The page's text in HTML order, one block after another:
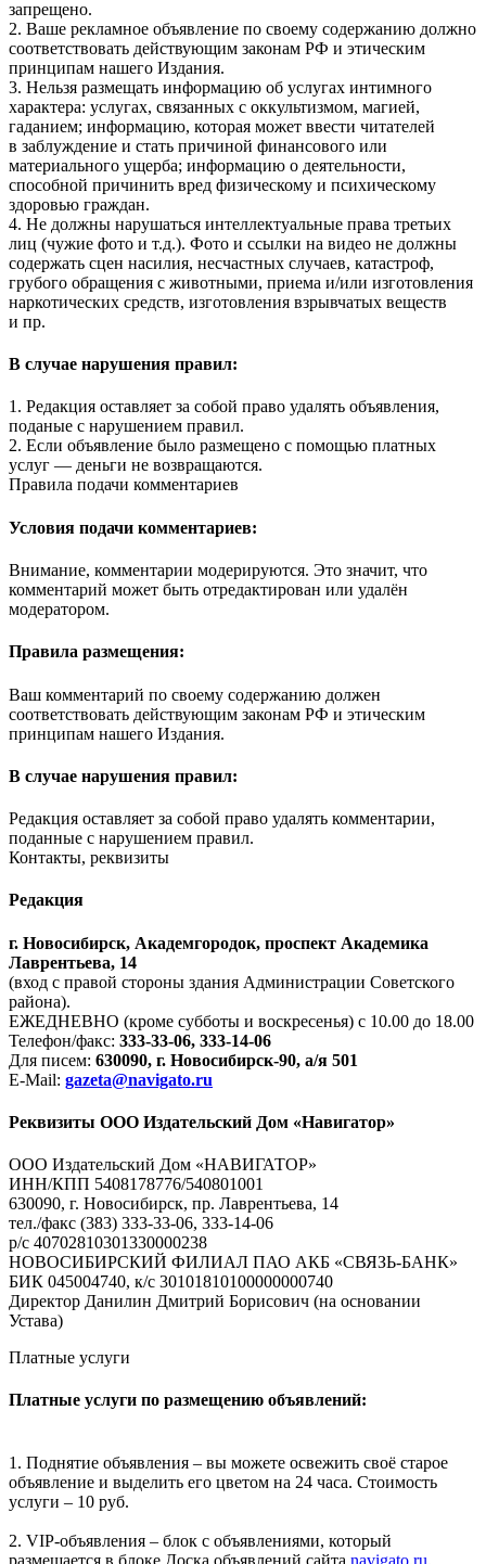
запрещено.
2. Ваше рекламное объявление по своему содержанию должно
соответствовать действующим законам РФ и этическим
принципам нашего Издания.
3. Нельзя размещать информацию об услугах интимного
характера: услугах, связанных с оккультизмом, магией,
гаданием; информацию, которая может ввести читателей
в заблуждение и стать причиной финансового или
материального ущерба; информацию о деятельности,
способной причинить вред физическому и психическому
здоровью граждан.
4. Не должны нарушаться интеллектуальные права третьих
лиц (чужие фото и т.д.). Фото и ссылки на видео не должны
содержать сцен насилия, несчастных случаев, катастроф,
грубого обращения с животными, приема и/или изготовления
наркотических средств, изготовления взрывчатых веществ
и пр.
В случае нарушения правил:
1. Редакция оставляет за собой право удалять объявления,
поданые с нарушением правил.
2. Если объявление было размещено с помощью платных
услуг — деньги не возвращаются.
Правила подачи комментариев
Условия подачи комментариев:
Внимание, комментарии модерируются. Это значит, что
комментарий может быть отредактирован или удалён
модератором.
Правила размещения:
Ваш комментарий по своему содержанию должен
соответствовать действующим законам РФ и этическим
принципам нашего Издания.
В случае нарушения правил:
Редакция оставляет за собой право удалять комментарии,
поданные с нарушением правил.
Контакты, реквизиты
Редакция
г. Новосибирск, Академгородок, проспект Академика
Лаврентьева, 14
(вход с правой стороны здания Администрации Советского
района).
ЕЖЕДНЕВНО (кроме субботы и воскресенья) с 10.00 до 18.00
Телефон/факс: 333-33-06, 333-14-06
Для писем: 630090, г. Новосибирск-90, а/я 501
E-Mail: gazeta@navigato.ru
Реквизиты ООО Издательский Дом «Навигатор»
ООО Издательский Дом «НАВИГАТОР»
ИНН/КПП 5408178776/540801001
630090, г. Новосибирск, пр. Лаврентьева, 14
тел./факс (383) 333-33-06, 333-14-06
р/с 40702810301330000238
НОВОСИБИРСКИЙ ФИЛИАЛ ПАО АКБ «СВЯЗЬ-БАНК»
БИК 045004740, к/с 30101810100000000740
Директор Данилин Дмитрий Борисович (на основании
Устава)
Платные услуги
Платные услуги по размещению объявлений:
1. Поднятие объявления – вы можете освежить своё старое
объявление и выделить его цветом на 24 часа. Стоимость
услуги – 10 руб.
2. VIP-объявления – блок с объявлениями, который
размещается в блоке Доска объявлений сайта navigato.ru.